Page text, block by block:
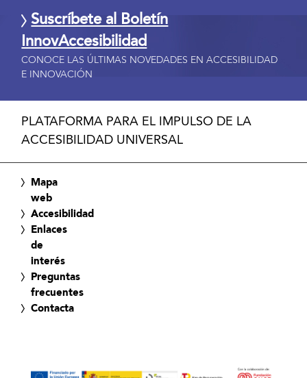
Suscríbete al Boletín
InnovAccesibilidad
CONOCE LAS ÚLTIMAS NOVEDADES EN ACCESIBILIDAD
E INNOVACIÓN
PLATAFORMA PARA EL IMPULSO DE LA
ACCESIBILIDAD UNIVERSAL
Mapa
web
Accesibilidad
Enlaces
de
interés
Preguntas
frecuentes
Contacta